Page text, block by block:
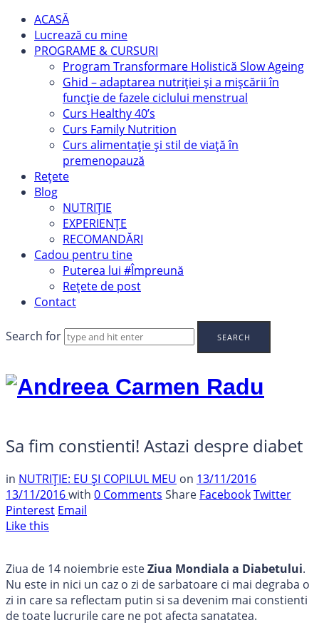
ACASĂ
Lucrează cu mine
PROGRAME & CURSURI
Program Transformare Holistică Slow Ageing
Ghid – adaptarea nutriției și a mișcării în
funcție de fazele ciclului menstrual
Curs Healthy 40’s
Curs Family Nutrition
Curs alimentație și stil de viață în
premenopauză
Rețete
Blog
NUTRIȚIE
EXPERIENȚE
RECOMANDĂRI
Cadou pentru tine
Puterea lui #Împreună
Rețete de post
Contact
Search for
Andreea
Radu
Sa fim constienti! Astazi despre diabet
in NUTRIȚIE: EU ȘI COPILUL MEU on 13/11/2016
13/11/2016with 0 Comments Share FacebookTwitter
Pinterest Email
Like this
Ziua de 14 noiembrie esteZiua Mondiala a Diabetului.
Nu este in nici un caz o zi de sarbatoare ci mai degraba o
zi in care sa reflectam putin si sa devenim mai constienti
de toate lucrurile care ne pot afecta sanatatea.